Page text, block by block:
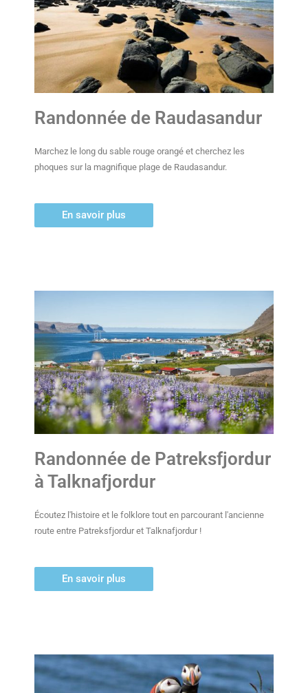
Randonnée de Raudasandur
Marchez le long du sable rouge orangé et cherchez les
phoques sur la magnifique plage de Raudasandur.
En savoir plus
Randonnée de Patreksfjordur
à Talknafjordur
Écoutez l'histoire et le folklore tout en parcourant l'ancienne
route entre Patreksfjordur et Talknafjordur !
En savoir plus